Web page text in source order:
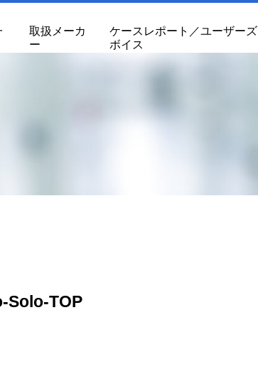
取扱メーカ
ー
ケースレポート／ユーザーズ
ボイス
Solo-TOP